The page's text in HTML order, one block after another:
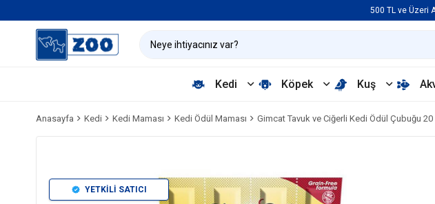
500 TL ve Üzeri
Kedi Köpek Kuş
Anasayfa Kedi Kedi Maması Kedi Ödül Maması Gimcat Tavuk ve Ciğerli Kedi Ödül Çubuğu 20
YETKİLİ SATICI